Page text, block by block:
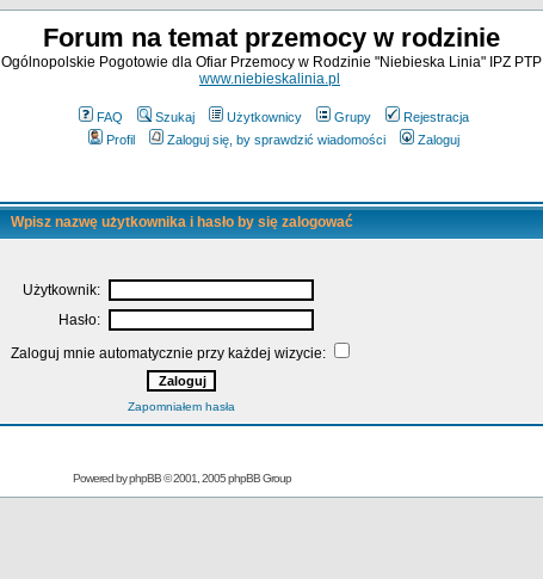
Forum na temat przemocy w rodzinie
Ogólnopolskie Pogotowie dla Ofiar Przemocy w Rodzinie "Niebieska Linia" IPZ PTP
www.niebieskalinia.pl
FAQ Szukaj Użytkownicy Grupy
Rejestracja
Profil
Zaloguj się, by sprawdzić wiadomości Zaloguj
Wpisz nazwę użytkownika i hasło by się zalogować
Użytkownik:
Hasło:
Zaloguj mnie automatycznie przy każdej wizycie:
Zapomniałem hasła
Powered byphpBB© 2001, 2005 phpBB Group